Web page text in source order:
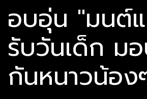
อบอุ่น "มนต์
รับวันเด็ก ม
กันหนาวน้อง